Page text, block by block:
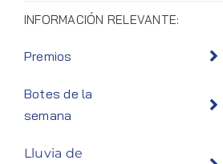
INFORMACIÓN RELEVANTE:
Premios
Botes de la
semana
Lluvia de